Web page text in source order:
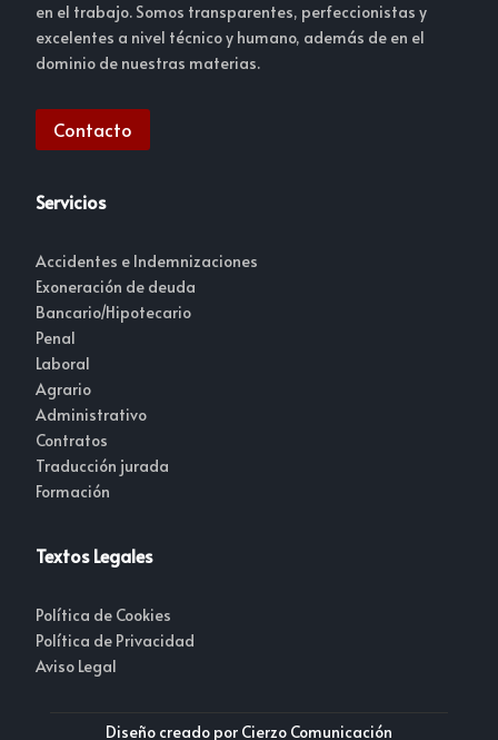
en el trabajo. Somos transparentes, perfeccionistas y
excelentes a nivel técnico y humano, además de en el
dominio de nuestras materias.
Contacto
Servicios
Accidentes e Indemnizaciones
Exoneración de deuda
Bancario/Hipotecario
Penal
Laboral
Agrario
Administrativo
Contratos
Traducción jurada
Formación
Textos Legales
Política de Cookies
Política de Privacidad
Aviso Legal
Diseño creado por Cierzo Comunicación